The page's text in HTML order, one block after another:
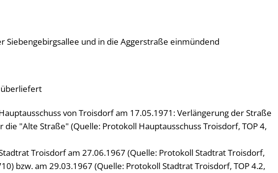
Siebengebirgsallee und in die Aggerstraße einmündend
überliefert
von Troisdorf am 17.05.1971: Verlängerung der Straße
die "Alte Straße" (Quelle: Protokoll Hauptausschuss Troisdorf, TOP 4,
Troisdorf am 27.06.1967 (Quelle: Protokoll Stadtrat Troisdorf,
bzw. am 29.03.1967 (Quelle: Protokoll Stadtrat Troisdorf, TOP 4.2,